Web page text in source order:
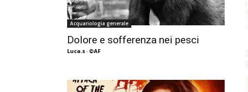
Acquariologia generale
Dolore e sofferenza nei pesci
Luca.s- ©AF